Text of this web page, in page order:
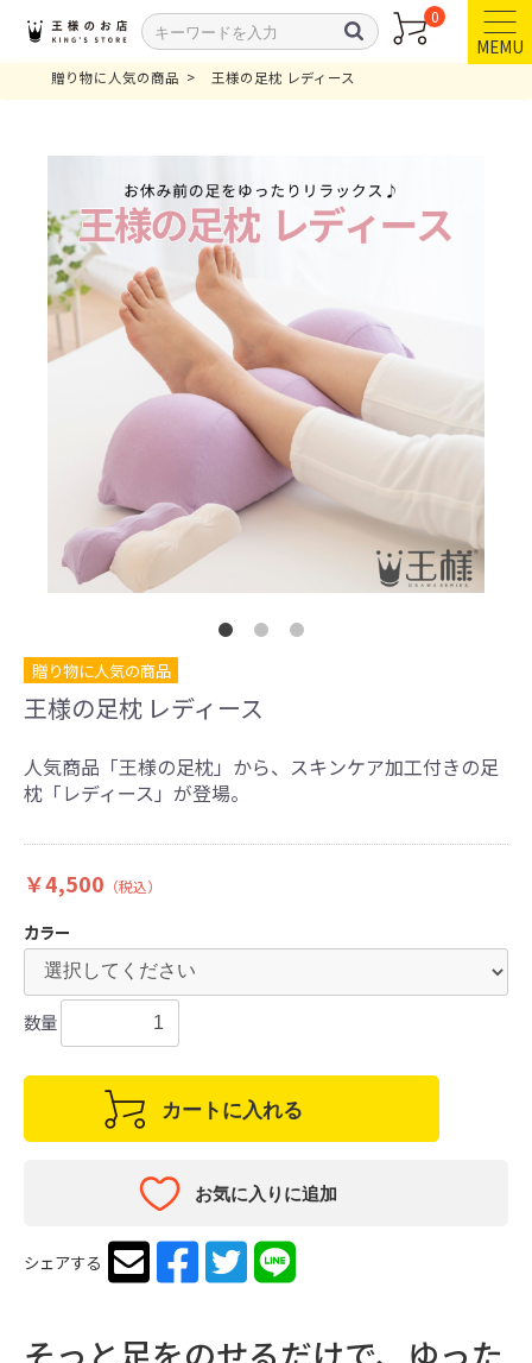
MEMU
0
贈り物に人気の商品 王様の足枕 レディース
贈り物に人気の商品
王様の足枕 レディース
人気商品「王様の足枕」から、スキンケア加工付きの足
枕「レディース」が登場。
￥4,500 （税込）
カラー
数量
カートに入れる
お気に入りに追加
シェアする